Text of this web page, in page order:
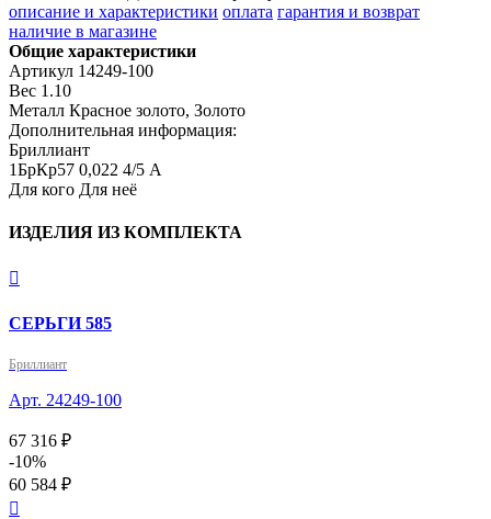
описание и характеристики оплата гарантия и возврат
наличие в магазине
Общие характеристики
Артикул 14249-100
Вес 1.10
Металл Красное золото, Золото
Дополнительная информация:
Бриллиант
1БрКр57 0,022 4/5 А
Для кого Для неё
ИЗДЕЛИЯ ИЗ КОМПЛЕКТА

СЕРЬГИ 585
Бриллиант
Арт. 24249-100
67 316 ₽
-10%
60 584 ₽
